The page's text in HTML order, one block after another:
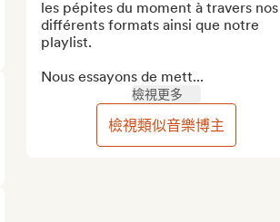
les pépites du moment à travers nos
différents formats ainsi que notre
playlist.
Nous essayons de mett...
檢視更多
檢視類似音樂博主